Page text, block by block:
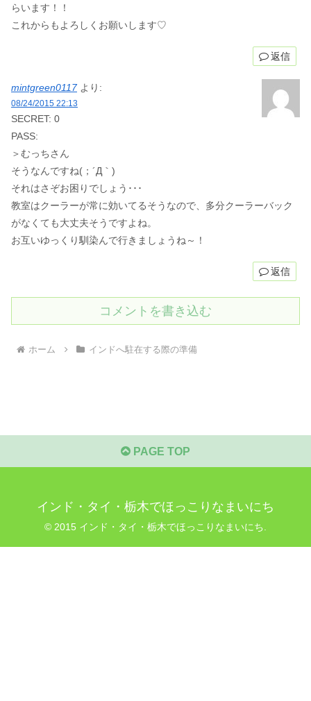
らいます！！
これからもよろしくお願いします♡
返信
mintgreen0117 より:
08/24/2015 22:13
SECRET: 0
PASS:
＞むっちさん
そうなんですね(；´Д｀)
それはさぞお困りでしょう･･･
教室はクーラーが常に効いてるそうなので、多分クーラーバック
がなくても大丈夫そうですよね。
お互いゆっくり馴染んで行きましょうね～！
返信
コメントを書き込む
ホーム インドへ駐在する際の準備
PAGE TOP
インド・タイ・栃木でほっこりなまいにち
© 2015 インド・タイ・栃木でほっこりなまいにち.